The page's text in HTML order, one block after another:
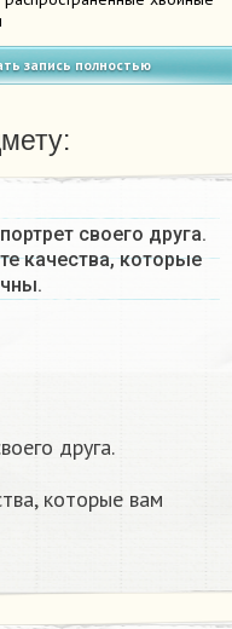
запись полностью
своего друга.
качества, которые
друга.
которые вам